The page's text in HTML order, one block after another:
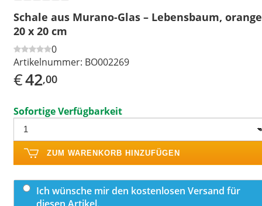
Schale aus Murano-Glas – Lebensbaum,
20 x 20 cm
0
Artikelnummer: BO002269
€42,00
Sofortige Verfügbarkeit
ZUM WARENKORB HINZUFÜGEN
Ich wünsche mir den kostenlosen Versand für